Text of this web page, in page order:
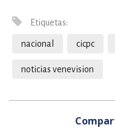
Etiquetas:
nacional cicpc
noticias venevision